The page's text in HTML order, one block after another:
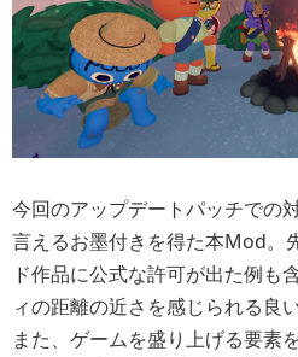
今回のアップデートパッチでの
言えるお墨付きを得た本Mod。
ド作品に公式な許可が出た例も
ィの距離の近さを感じられる良
また、ゲームを盛り上げる要素